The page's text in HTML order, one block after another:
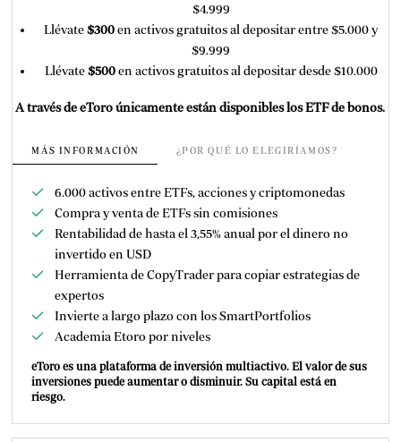
$4.999
Llévate$300en activos gratuitos al depositar entre $5.000 y
$9.999
Llévate$500en activos gratuitos al depositar desde $10.000
A través de eToro únicamente están disponibles los ETF de bonos.
MÁS INFORMACIÓN ¿POR QUÉ LO ELEGIRÍAMOS?
6.000 activos entre ETFs, acciones y criptomonedas
Compra y venta de ETFs sin comisiones
Rentabilidad de hasta el 3,55% anual por el dinero no
invertido en USD
Herramienta de CopyTrader para copiar estrategias de
expertos
Invierte a largo plazo con los SmartPortfolios
Academia Etoro por niveles
eToro es una plataforma de inversión multiactivo. El valor de sus
inversiones puede aumentar o disminuir. Su capital está en
riesgo.